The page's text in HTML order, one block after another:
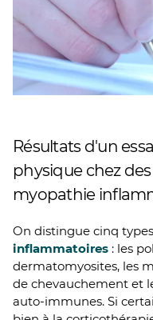
Résultats d'un
physique chez
myopathie
On distingue cinq
inflammatoires : les
dermatomyosites, les
de chevauchement et
auto-immunes. Si